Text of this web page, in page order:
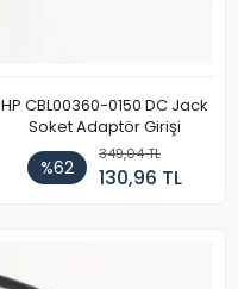
HP CBL00360-0150 DC Jack
Soket Adaptör Girişi
%62
349,04 TL
130,96 TL